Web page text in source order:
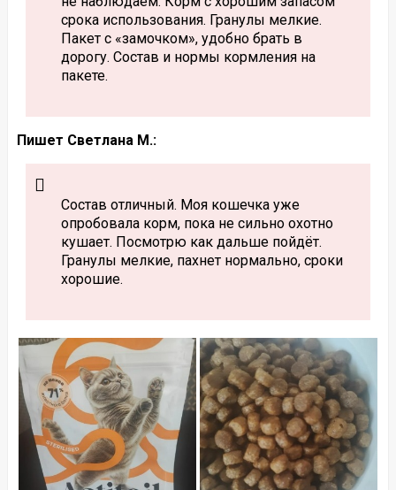
срока использования. Гранулы мелкие.
Пакет с «замочком», удобно брать в
дорогу. Состав и нормы кормления на
пакете.
Пишет Светлана М.:
Состав отличный. Моя кошечка уже
опробовала корм, пока не сильно охотно
кушает. Посмотрю как дальше пойдёт.
Гранулы мелкие, пахнет нормально, сроки
хорошие.